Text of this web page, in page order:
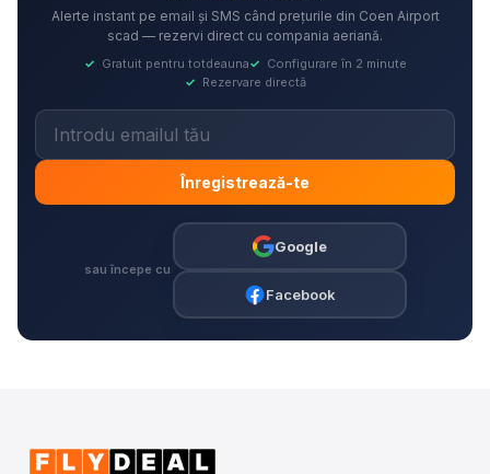
Alerte instant pe email și SMS când prețurile din Coen Airport
scad — rezervi direct cu compania aeriană.
✓ Gratuit pentru totdeauna✓ Configurare în 2 minute
✓ Rezervare directă
Înregistrează-te
sau începe cu
Google
Facebook